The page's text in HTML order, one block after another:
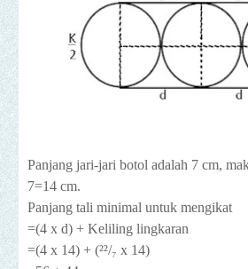
Panjang jari-jari botol adalah 7 cm,
7=14 cm.
Panjang tali minimal untuk mengikat
=(4 x d) + Keliling lingkaran
=(4 x 14) + (²²/₇ x 14)